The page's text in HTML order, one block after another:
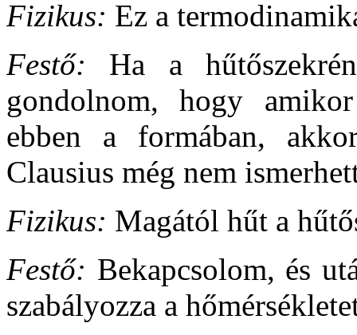
Fizikus: Ez a
Festő: Ha a
gondolnom, hogy
ebben a formában,
Clausius még nem
Fizikus: Magától hűt a
Festő: Bekapcsolom, és
szabályozza a